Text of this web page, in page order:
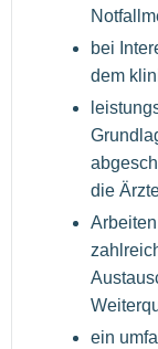
bei
dem
die
ein